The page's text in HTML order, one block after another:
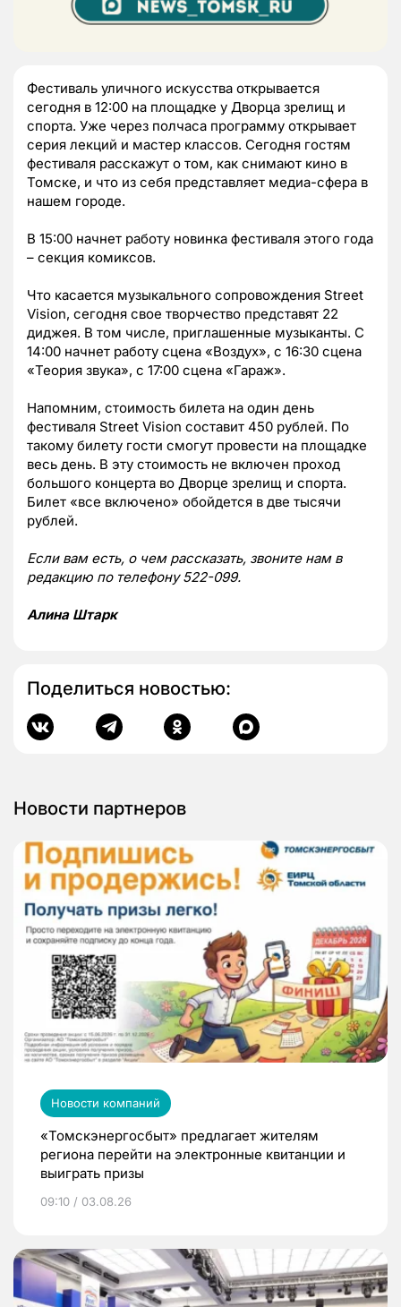
Фестиваль уличного искусства открывается
сегодня в 12:00 на площадке у Дворца зрелищ и
спорта. Уже через полчаса программу открывает
серия лекций и мастер классов. Сегодня гостям
фестиваля расскажут о том, как снимают кино в
Томске, и что из себя представляет медиа-сфера в
нашем городе.
В 15:00 начнет работу новинка фестиваля этого года
– секция комиксов.
Что касается музыкального сопровождения Street
Vision, сегодня свое творчество представят 22
диджея. В том числе, приглашенные музыканты. С
14:00 начнет работу сцена «Воздух», с 16:30 сцена
«Теория звука», с 17:00 сцена «Гараж».
Напомним, стоимость билета на один день
фестиваля Street Vision составит 450 рублей. По
такому билету гости смогут провести на площадке
весь день. В эту стоимость не включен проход
большого концерта во Дворце зрелищ и спорта.
Билет «все включено» обойдется в две тысячи
рублей.
Если вам есть, о чем рассказать, звоните нам в
редакцию по телефону 522-099.
Алина Штарк
Поделиться новостью:
Новости партнеров
Новости компаний
«Томскэнергосбыт» предлагает жителям
региона перейти на электронные квитанции и
выиграть призы
09:10 / 03.08.26